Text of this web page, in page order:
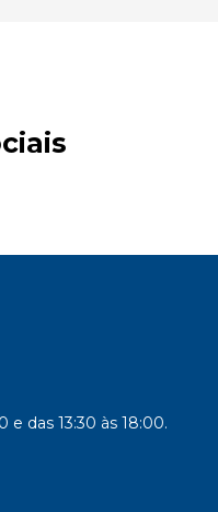
e das 13:30 às 18:00.